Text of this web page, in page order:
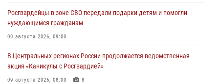
Росгвардейцы в зоне СВО передали подарки детям и помогли
нуждающимся гражданам
09 августа 2026, 09:00
В Центральных регионах России продолжается ведомственная
акция «Каникулы с Росгвардией»
09 августа 2026, 08:00 8